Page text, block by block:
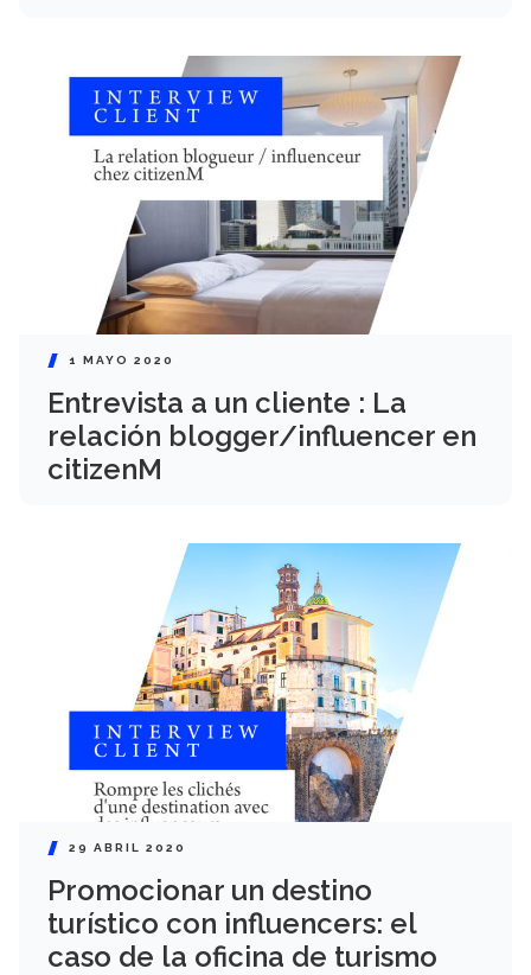
1 MAYO 2020
Entrevista a un cliente : La
relación blogger/influencer en
citizenM
29 ABRIL 2020
Promocionar un destino
turístico con influencers: el
caso de la oficina de turismo